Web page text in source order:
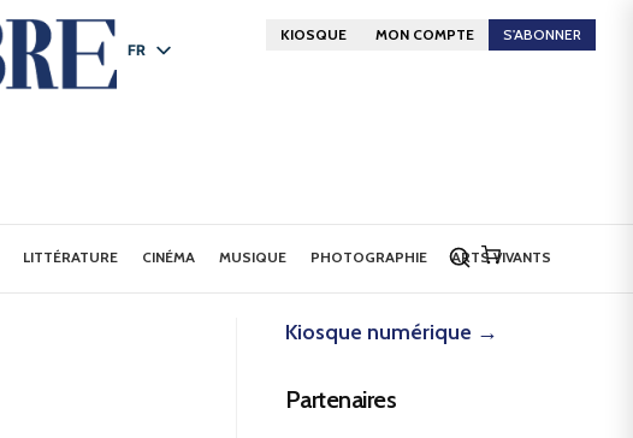
FR
KIOSQUE MON COMPTE S'ABONNER
LITTÉRATURE CINÉMA MUSIQUE PHOTOGRAPHIE ARTS VIVANTS
Kiosque numérique →
Partenaires